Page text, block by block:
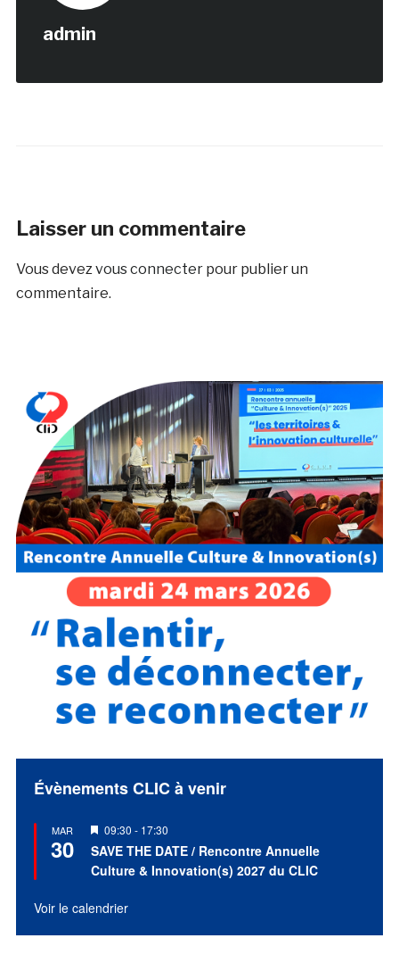
admin
Laisser un commentaire
Vous devezvous connecterpour publier un
commentaire.
Évènements CLIC à venir
MAR
30
Mis
en
avant
09:30 - 17:30
SAVE THE DATE / Rencontre Annuelle
Culture & Innovation(s) 2027 du CLIC
Voir le calendrier